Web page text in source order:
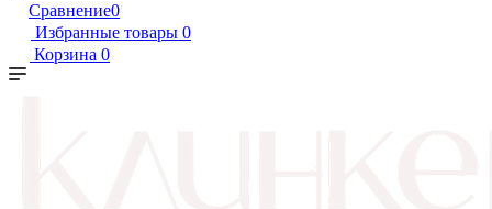
Сравнение0
Избранные товары 0
Корзина 0